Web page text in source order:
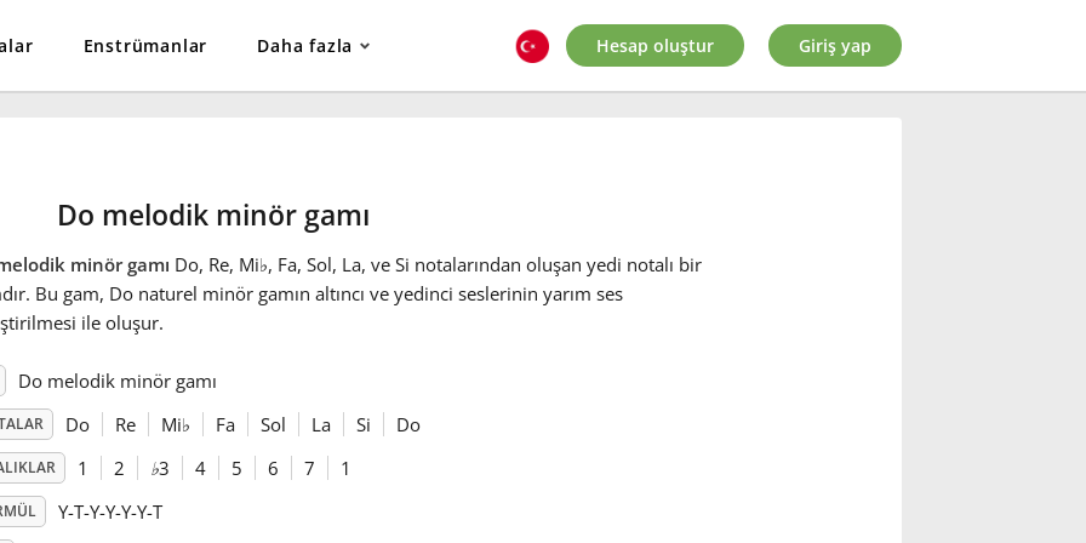
Enstrümanlar Daha fazla Hesap oluştur Giriş yap
Do melodik minör gamı
minör gamı Do, Re, Mi♭, Fa, Sol, La, ve Si notalarından oluşan yedi notalı bir
Bu gam, Do naturel minör gamın altıncı ve yedinci seslerinin yarım ses
ile oluşur.
Do melodik minör gamı
Do Re Mi♭ Fa Sol La Si Do
1 2 ♭3 4 5 6 7 1
Y-T-Y-Y-Y-Y-T